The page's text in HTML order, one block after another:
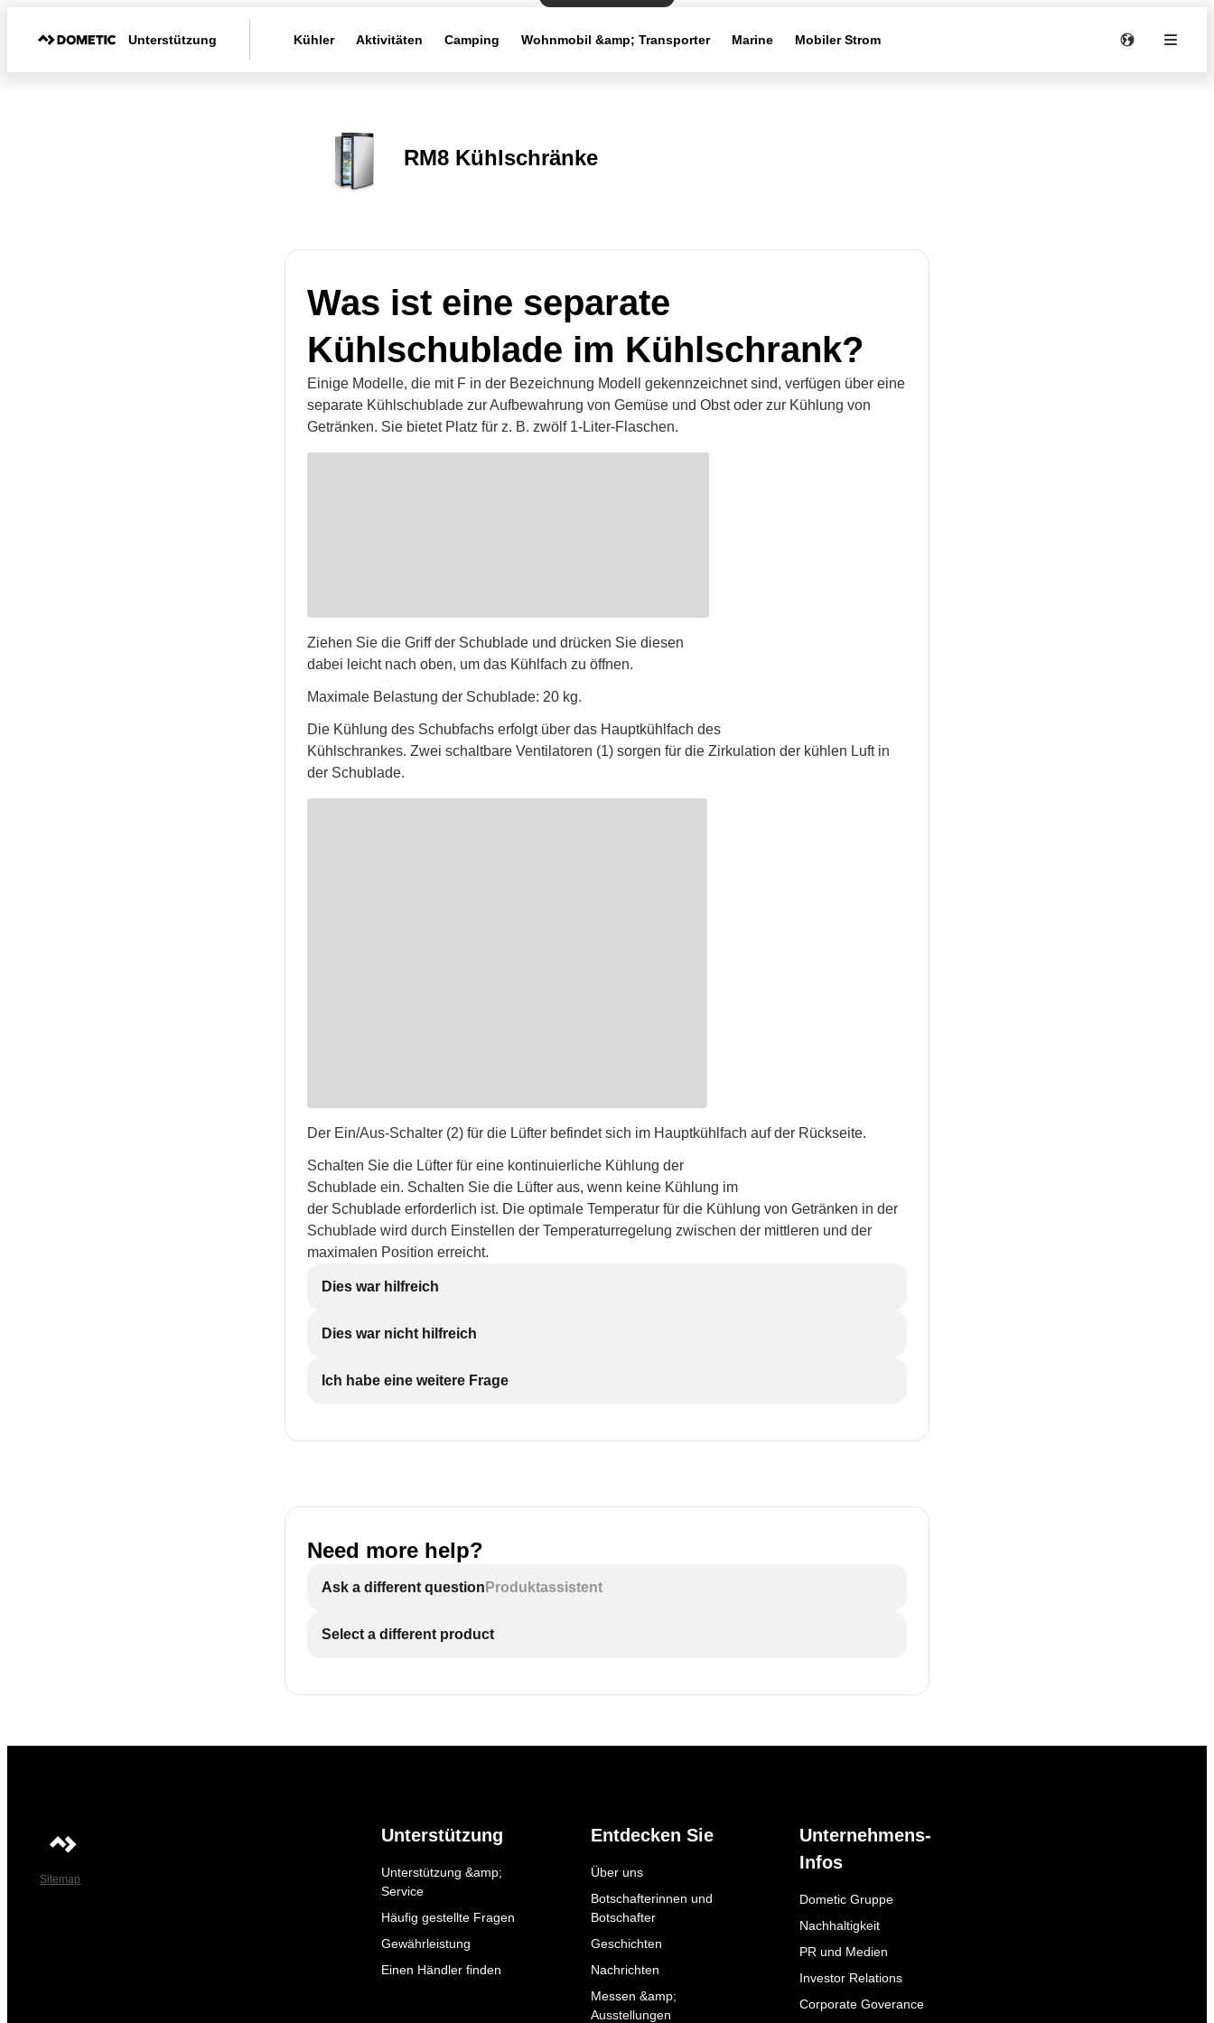
Unterstützung Kühler Aktivitäten Camping Wohnmobil &amp; Transporter Marine Mobiler Strom
RM8 Kühlschränke
Was ist eine separate
Kühlschublade im Kühlschrank?
Einige Modelle, die mit F in der Bezeichnung Modell gekennzeichnet sind, verfügen über eine
separate Kühlschublade zur Aufbewahrung von Gemüse und Obst oder zur Kühlung von
Getränken. Sie bietet Platz für z. B. zwölf 1-Liter-Flaschen.
Ziehen Sie die Griff der Schublade und drücken Sie diesen
dabei leicht nach oben, um das Kühlfach zu öffnen.
Maximale Belastung der Schublade: 20 kg.
Die Kühlung des Schubfachs erfolgt über das Hauptkühlfach des
Kühlschrankes. Zwei schaltbare Ventilatoren (1) sorgen für die Zirkulation der kühlen Luft in
der Schublade.
Der Ein/Aus-Schalter (2) für die Lüfter befindet sich im Hauptkühlfach auf der Rückseite.
Schalten Sie die Lüfter für eine kontinuierliche Kühlung der
Schublade ein. Schalten Sie die Lüfter aus, wenn keine Kühlung im
der Schublade erforderlich ist. Die optimale Temperatur für die Kühlung von Getränken in der
Schublade wird durch Einstellen der Temperaturregelung zwischen der mittleren und der
maximalen Position erreicht.
Dies war hilfreich
Dies war nicht hilfreich
Ich habe eine weitere Frage
Need more help?
Ask a different question Produktassistent
Select a different product
Sitemap
Unterstützung
Unterstützung &amp;
Service
Häufig gestellte Fragen
Gewährleistung
Einen Händler finden
Entdecken Sie
Über uns
Botschafterinnen und
Botschafter
Geschichten
Nachrichten
Messen &amp;
Ausstellungen
Unternehmens-
Infos
Dometic Gruppe
Nachhaltigkeit
PR und Medien
Investor Relations
Corporate Goverance